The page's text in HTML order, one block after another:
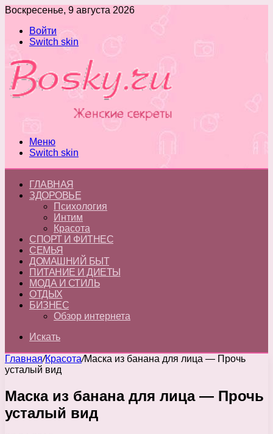
Воскресенье, 9 августа 2026
Войти
Switch skin
Меню
Switch skin
ГЛАВНАЯ
ЗДОРОВЬЕ
Психология
Интим
Красота
СПОРТ И ФИТНЕС
СЕМЬЯ
ДОМАШНИЙ БЫТ
ПИТАНИЕ И ДИЕТЫ
МОДА И СТИЛЬ
ОТДЫХ
БИЗНЕС
Обзор интернета
Искать
Главная/Красота/Маска из банана для лица — Прочь
усталый вид
Маска из банана для лица — Прочь
усталый вид